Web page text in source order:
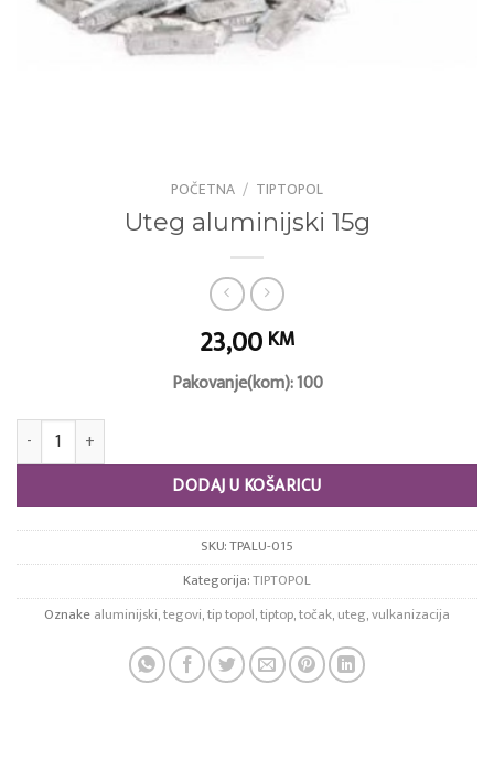
POČETNA / TIPTOPOL
Uteg aluminijski 15g
23,00 KM
Pakovanje(kom): 100
Uteg aluminijski 15g količina
DODAJ U KOŠARICU
SKU:TPALU-015
Kategorija:TIPTOPOL
Oznakealuminijski,tegovi,tip topol,tiptop,točak,uteg,vulkanizacija